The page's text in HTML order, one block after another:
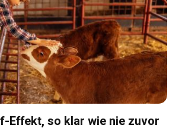
Effekt, so klar wie nie zuvor